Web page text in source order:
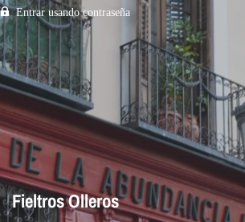
Entrar usando contraseña
Fieltros Olleros